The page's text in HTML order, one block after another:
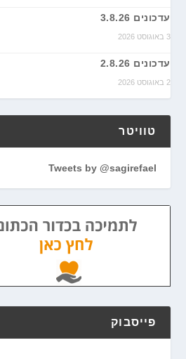
עדכונים 3.8.26
3 באוגוסט 2026
עדכונים 2.8.26
2 באוגוסט 2026
טוויטר
Tweets by @sagirefael
פייסבוק